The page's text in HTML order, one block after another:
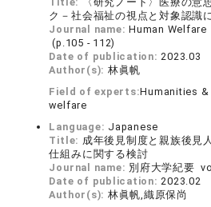
ク－社会福祉の視点と対象認識
Journal name:Human
(p.105 - 112)
Date of publication:2023.03
Author(s): 林眞帆
Field of experts:Humanities &
welfare
Language: Japanese
Title: 成年後見制度と親族後見
仕組みに関する検討
Journal name: 別府大学紀要
Date of publication:2023.02
Author(s): 林眞帆,織原保尚